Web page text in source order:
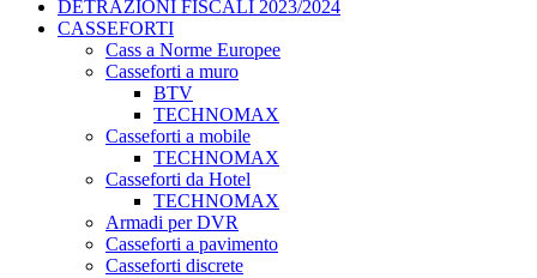
DETRAZIONI FISCALI 2023/2024
CASSEFORTI
Cass a Norme Europee
Casseforti a muro
BTV
TECHNOMAX
Casseforti a mobile
TECHNOMAX
Casseforti da Hotel
TECHNOMAX
Armadi per DVR
Casseforti a pavimento
Casseforti discrete